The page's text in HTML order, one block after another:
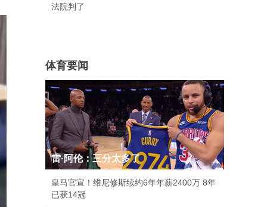
法院判了
体育要闻
雷·阿伦：三分太多了
皇马官宣！维尼修斯续约6年年薪2400万 8年
已获14冠